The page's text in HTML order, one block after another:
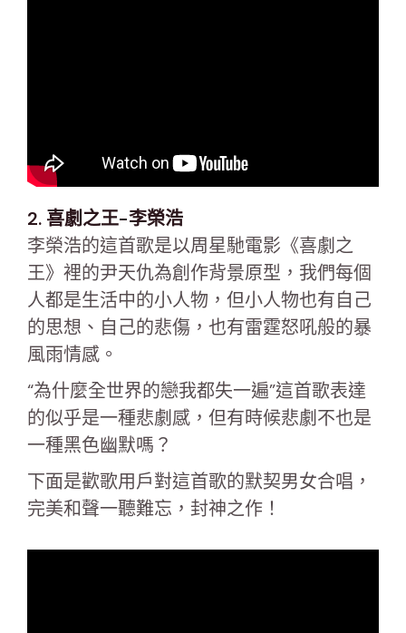
2. 喜劇之王-李榮浩
李榮浩的這首歌是以周星馳電影《喜劇之
王》裡的尹天仇為創作背景原型，我們每個
人都是生活中的小人物，但小人物也有自己
的思想、自己的悲傷，也有雷霆怒吼般的暴
風雨情感。
“為什麼全世界的戀我都失一遍”這首歌表達
的似乎是一種悲劇感，但有時候悲劇不也是
一種黑色幽默嗎？
下面是歡歌用戶對這首歌的默契男女合唱，
完美和聲一聽難忘，封神之作！